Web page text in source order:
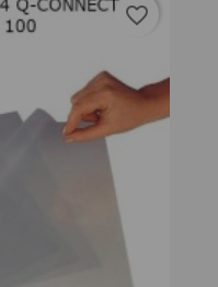
favorite_border